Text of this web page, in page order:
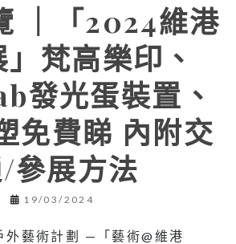
｜「2024維港
梵高樂印、
發光蛋裝置、
免費睇 內附交
參展方法
19/03/2024
外藝術計劃 —「藝術@維港